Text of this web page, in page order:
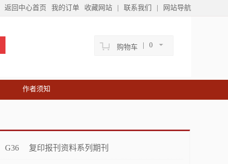
返回中心首页 我的订单 收藏网站 联系我们 网站导航
购物车 0
作者须知
G36 复印报刊资料系列期刊